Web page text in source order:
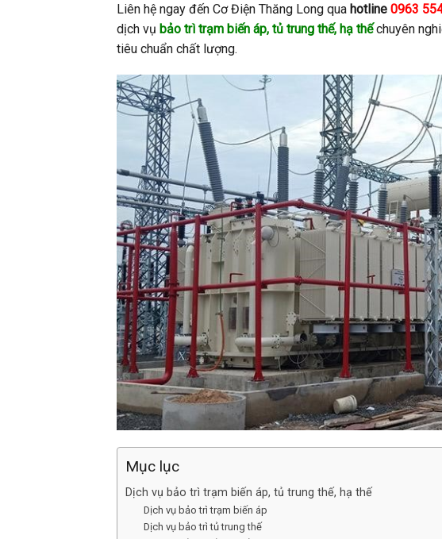
Liên hệ ngay đến Cơ Điện Thăng Long qua hotline 0963
dịch vụ bảo trì trạm biến áp, tủ trung thế, hạ thếchuyên
tiêu chuẩn chất lượng.
Mục lục
Dịch vụ bảo trì trạm biến áp, tủ trung thế, hạ thế
Dịch vụ bảo trì trạm biến áp
Dịch vụ bảo trì tủ trung thế